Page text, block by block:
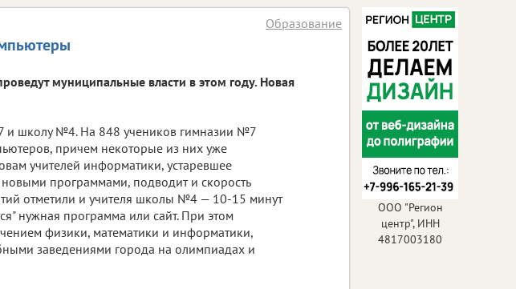
Образование
муниципальные власти в этом году. Новая
и школу №4. На 848 учеников гимназии №7
причем некоторые из них уже
учителей информатики, устаревшее
программами, подводит и скорость
отметили и учителя школы №4 — 10-15 минут
нужная программа или сайт. При этом
физики, математики и информатики,
заведениями города на олимпиадах и
ООО "Регион
центр", ИНН
4817003180